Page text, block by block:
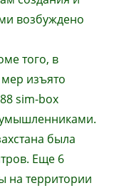
возбуждено
того, в
мер изъято
sim-box
была
Еще 6
на территории